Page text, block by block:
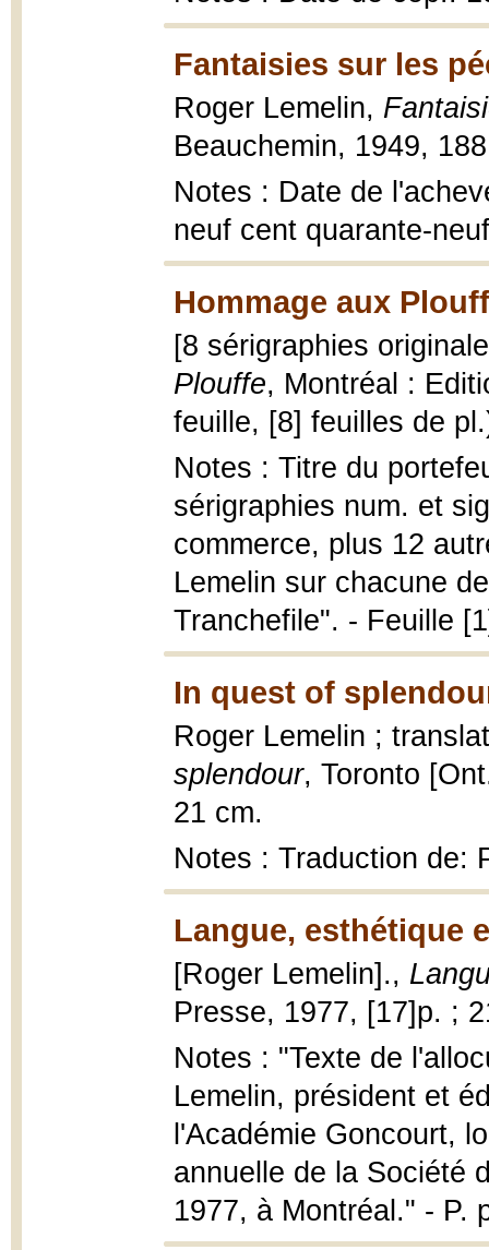
Fantaisies sur les
Roger Lemelin,
Beauchemin, 1949,
Notes : Date de
neuf cent quarante-neuf
Hommage aux
[8 sérigraphies
Plouffe, Montréal :
feuille, [8] feuilles de
Notes : Titre du
sérigraphies num. et
commerce, plus 12
Lemelin sur chacune
Tranchefile". - Feuille
In quest of
Roger Lemelin ;
splendour, Toronto
21 cm.
Notes : Traduction de:
Langue, esthétique
[Roger Lemelin].,
Presse, 1977, [17]p. ;
Notes : "Texte de
Lemelin, président et
l'Académie Goncourt,
annuelle de la Société
1977, à Montréal." - P.